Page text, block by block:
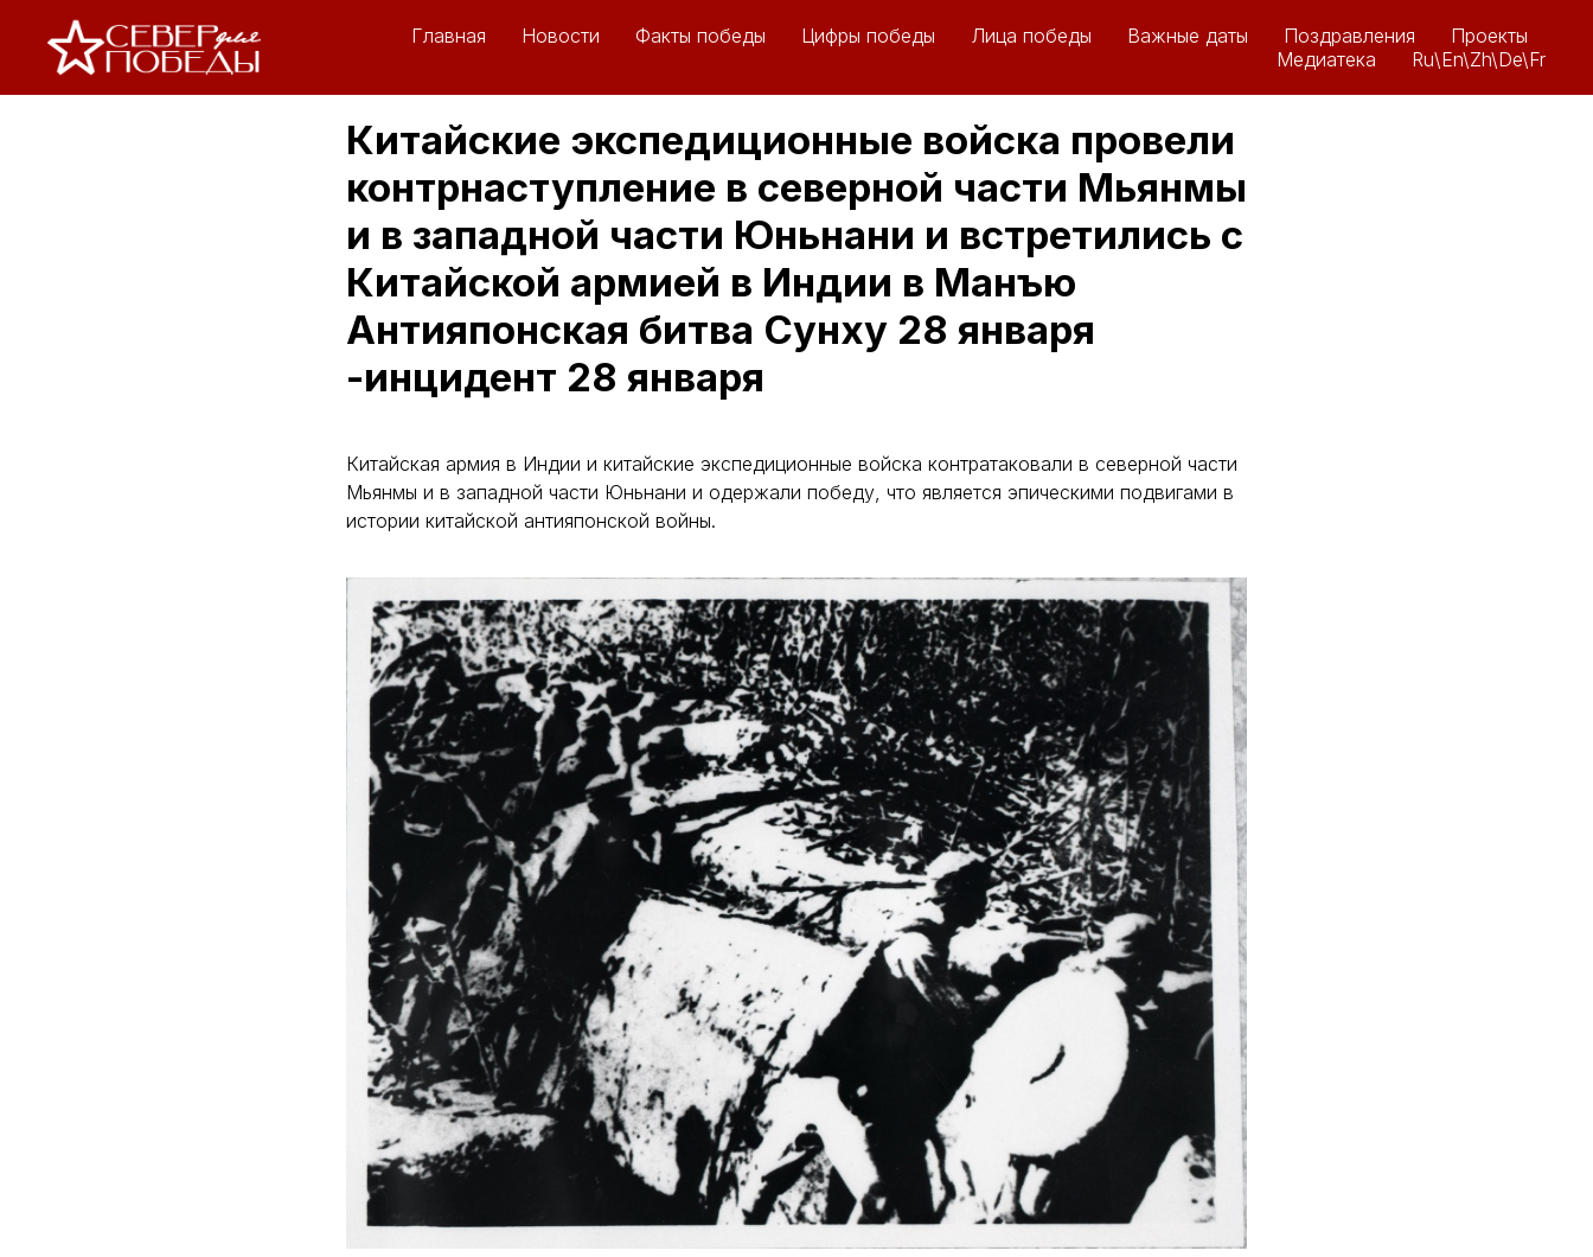
Главная Новости Факты победы Цифры победы Лица победы Важные даты Поздравления
Проекты
Медиатека
Ru\En\Zh\De\Fr
Китайские экспедиционные войска провели
контрнаступление в северной части Мьянмы
и в западной части Юньнани и встретились с
Китайской армией в Индии в Манъю
Антияпонская битва Сунху 28 января
-инцидент 28 января
Китайская армия в Индии и китайские экспедиционные войска контратаковали в северной части
Мьянмы и в западной части Юньнани и одержали победу, что является эпическими подвигами в
истории китайской антияпонской войны.